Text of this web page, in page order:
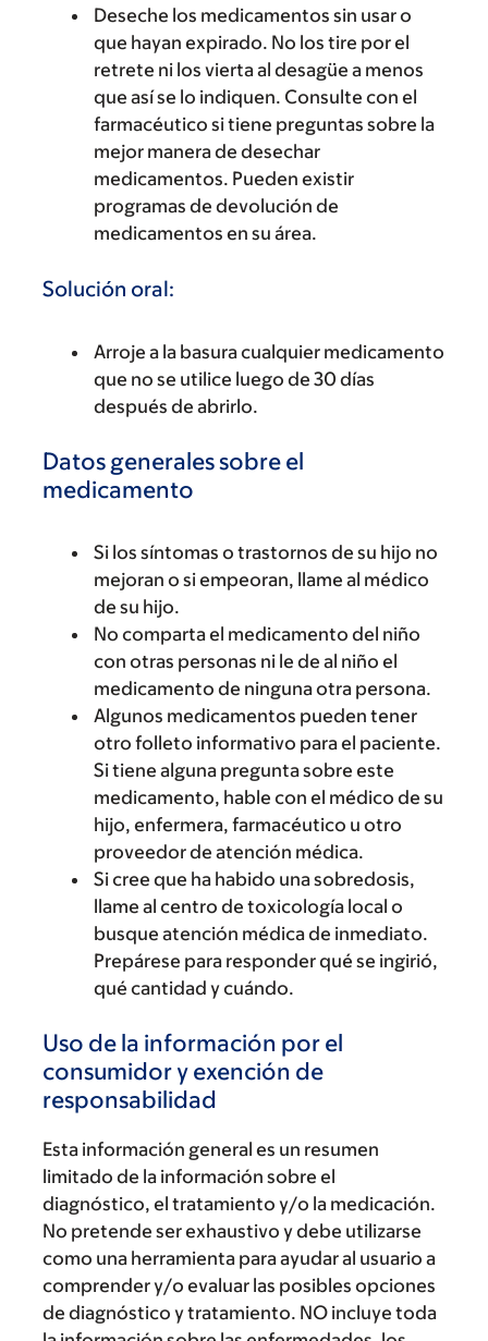
Deseche los medicamentos sin usar o
que hayan expirado. No los tire por el
retrete ni los vierta al desagüe a menos
que así se lo indiquen. Consulte con el
farmacéutico si tiene preguntas sobre la
mejor manera de desechar
medicamentos. Pueden existir
programas de devolución de
medicamentos en su área.
Solución oral:
Arroje a la basura cualquier medicamento
que no se utilice luego de 30 días
después de abrirlo.
Datos generales sobre el
medicamento
Si los síntomas o trastornos de su hijo no
mejoran o si empeoran, llame al médico
de su hijo.
No comparta el medicamento del niño
con otras personas ni le de al niño el
medicamento de ninguna otra persona.
Algunos medicamentos pueden tener
otro folleto informativo para el paciente.
Si tiene alguna pregunta sobre este
medicamento, hable con el médico de su
hijo, enfermera, farmacéutico u otro
proveedor de atención médica.
Si cree que ha habido una sobredosis,
llame al centro de toxicología local o
busque atención médica de inmediato.
Prepárese para responder qué se ingirió,
qué cantidad y cuándo.
Uso de la información por el
consumidor y exención de
responsabilidad
Esta información general es un resumen
limitado de la información sobre el
diagnóstico, el tratamiento y/o la medicación.
No pretende ser exhaustivo y debe utilizarse
como una herramienta para ayudar al usuario a
comprender y/o evaluar las posibles opciones
de diagnóstico y tratamiento. NO incluye toda